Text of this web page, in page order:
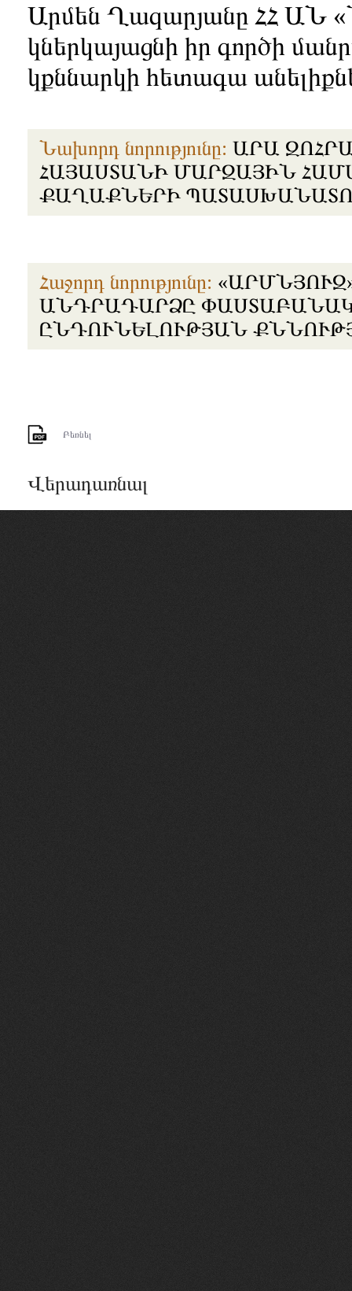
Արմեն Ղազարյանը ՀՀ ԱՆ
կներկայացնի իր գործի
կքննարկի հետագա
Նախորդ նորությունը: ԱՐԱ
ՀԱՅԱՍՏԱՆԻ ՄԱՐԶԱՅԻՆ
ՔԱՂԱՔՆԵՐԻ
Հաջորդ նորությունը:
ԱՆԴՐԱԴԱՐՁԸ
ԸՆԴՈՒՆԵԼՈՒԹՅԱՆ
Բեռնել
Վերադառնալ